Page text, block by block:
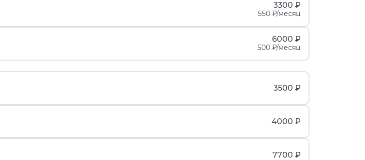
3300 ₽
550 ₽/месяц
6000 ₽
500 ₽/месяц
3500 ₽
4000 ₽
7700 ₽